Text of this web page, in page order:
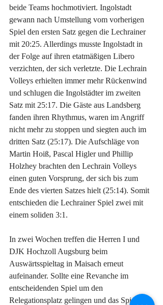
beide Teams hochmotiviert. Ingolstadt
gewann nach Umstellung vom vorherigen
Spiel den ersten Satz gegen die Lechrainer
mit 20:25. Allerdings musste Ingolstadt in
der Folge auf ihren etatmäßigen Libero
verzichten, der sich verletzte. Die Lechrain
Volleys erhielten immer mehr Rückenwind
und schlugen die Ingolstädter im zweiten
Satz mit 25:17. Die Gäste aus Landsberg
fanden ihren Rhythmus, waren im Angriff
nicht mehr zu stoppen und siegten auch im
dritten Satz (25:17). Die Aufschläge von
Martin Hoiß, Pascal Higler und Phillip
Holzhey brachten den Lechrain Volleys
einen guten Vorsprung, der sich bis zum
Ende des vierten Satzes hielt (25:14). Somit
entschieden die Lechrainer Spiel zwei mit
einem soliden 3:1.
In zwei Wochen treffen die Herren I und
DJK Hochzoll Augsburg beim
Auswärtsspieltag in Maisach erneut
aufeinander. Sollte eine Revanche im
entscheidenden Spiel um den
Relegationsplatz gelingen und das Spiel